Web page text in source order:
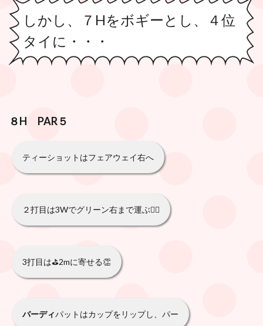
しかし、７Hをボギーとし、４位
タイに・・・
８H PAR５
ティーショットはフェアウェイ右へ
２打目は3Wでグリーン右まで運ぶ🏌️‍♀️
3打目は⛳️2mに寄せる👏
バーディパットはカップをリップし、パー